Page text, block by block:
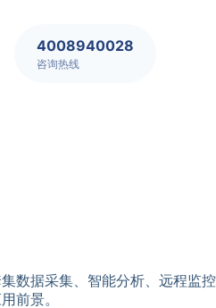
4008940028
咨询热线
数据采集、智能分析、远程监控
前景。